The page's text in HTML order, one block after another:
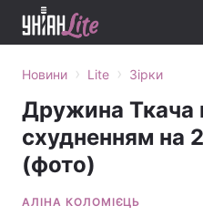
Новини › Lite › Зірки
Дружина Ткача
схудненням на
(фото)
АЛІНА КОЛОМІЄЦЬ